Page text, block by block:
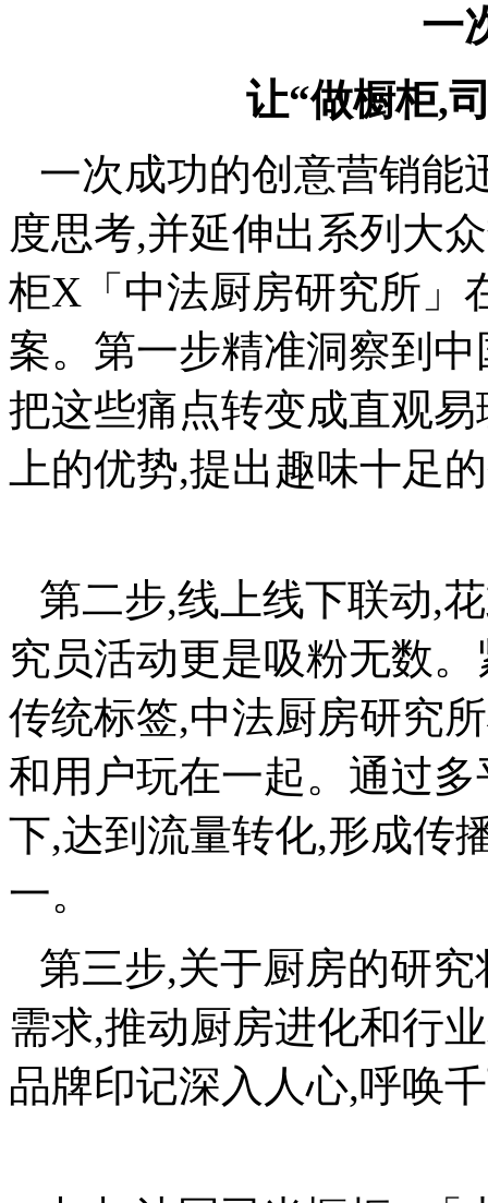
一
让“做橱柜,
一次成功的创意营销能
度思考,并延伸出系列大
柜X「中法厨房研究所」
案。第一步精准洞察到
把这些痛点转变成直观
上的优势,提出趣味十足
第二步,线上线下联动,
究员活动更是吸粉无数
传统标签,中法厨房研究
和用户玩在一起。通过
下,达到流量转化,形成传
一。
第三步,关于厨房的研
需求,推动厨房进化和行
品牌印记深入人心,呼唤